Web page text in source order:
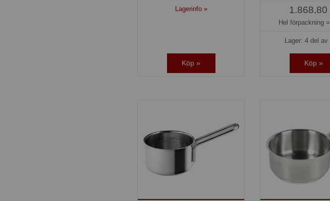
Lagerinfo »
Köp »
1.868,80
Hel förpackning =
Lager: 4 del av
Köp »